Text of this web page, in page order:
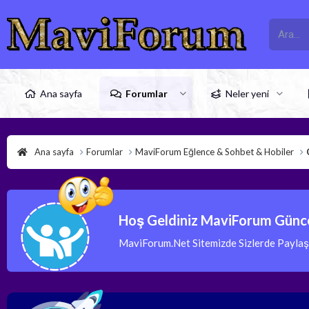
Ana sayfa Forumlar Neler yeni
Ana sayfa Forumlar MaviForum Eğlence & Sohbet & Hobiler
Hoş Geldiniz MaviForum
MaviForum.Net Sitemizde Sizlerde